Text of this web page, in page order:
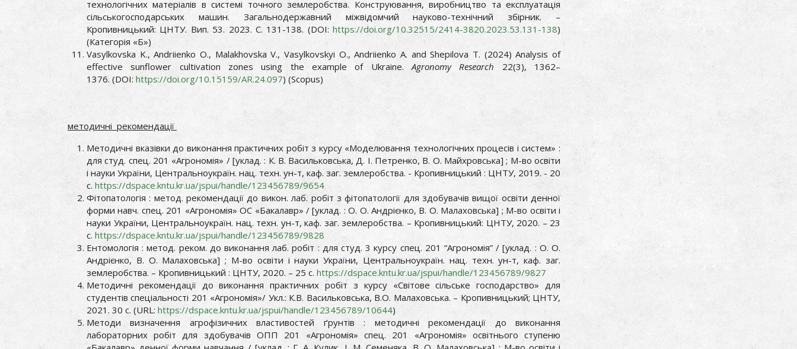
технологічних матеріалів в системі точного землеробства. Конструювання, виробництво та експлуатація
сільськогосподарських машин. Загальнодержавний міжвідомчий науково-технічний збірник. –
Кропивницький: ЦНТУ. Вип. 53. 2023. C. 131-138. (DOI: https://doi.org/10.32515/2414-3820.2023.53.131-138)
(Категорія «Б»)
Vasylkovska K., Andriienko O., Malakhovska V., Vasylkovskyi O., Andriienko A. and Shepilova T. (2024) Analysis of
effective sunflower cultivation zones using the example of Ukraine.Agronomy Research 22(3), 1362–
1376. (DOI: https://doi.org/10.15159/AR.24.097) (Scopus)
методичні рекомендації
Методичні вказівки до виконання практичних робіт з курсу «Моделювання технологічних процесів і систем» :
для студ. спец. 201 «Агрономія» / [уклад. : К. В. Васильковська, Д. І. Петренко, В. О. Майхровська] ; М-во освіти
і науки України, Центральноукраїн. нац. техн. ун-т, каф. заг. землеробства. - Кропивницький : ЦНТУ, 2019. - 20
с. https://dspace.kntu.kr.ua/jspui/handle/123456789/9654
Фітопатологія : метод. рекомендації до викон. лаб. робіт з фітопатології для здобувачів вищої освіти денної
форми навч. спец. 201 «Агрономія» ОС «Бакалавр» / [уклад. : О. О. Андрієнко, В. О. Малаховська] ; М-во освіти і
науки України, Центральноукраїн. нац. техн. ун-т, каф. заг. землеробства. – Кропивницький: ЦНТУ, 2020. – 23
с. https://dspace.kntu.kr.ua/jspui/handle/123456789/9828
Ентомологія : метод. реком. до виконання лаб. робіт : для студ. 3 курсу спец. 201 “Агрономія” / [уклад. : О. О.
Андрієнко, В. О. Малаховська] ; М-во освіти і науки України, Центральноукраїн. нац. техн. ун-т, каф. заг.
землеробства. – Кропивницький : ЦНТУ, 2020. – 25 с. https://dspace.kntu.kr.ua/jspui/handle/123456789/9827
Методичні рекомендації до виконання практичних робіт з курсу «Світове сільське господарство» для
студентів спеціальності 201 «Агрономія»/ Укл.: К.В. Васильковська, В.О. Малаховська. – Кропивницький; ЦНТУ,
2021. 30 с. (URL: https://dspace.kntu.kr.ua/jspui/handle/123456789/10644)
Методи визначення агрофізичних властивостей ґрунтів : методичні рекомендації до виконання
лабораторних робіт для здобувачів ОПП 201 «Агрономія» спец. 201 «Агрономія» освітнього ступеню